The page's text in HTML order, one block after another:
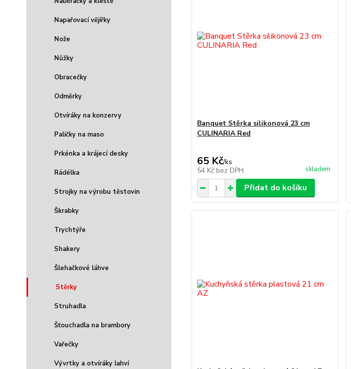
Napařovací vějířky
Nože
Nůžky
Obracečky
Odměrky
Otvíráky na konzervy
Paličky na maso
Prkénka a krájecí desky
Rádélka
Strojky na výrobu těstovin
Škrabky
Trychtýře
Shakery
Šlehačkové láhve
Stěrky
Struhadla
Šťouchadla na brambory
Vařečky
Vývrtky a otvíráky lahví
Banquet Stěrka silikonová 23 cm
CULINARIA Red
65 Kč/ks
54 Kč bez DPH skladem
Přidat do košíku